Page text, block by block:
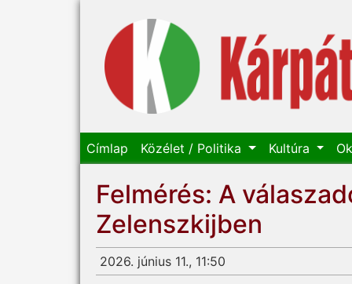
Címlap Közélet / Politika Kultúra
Felmérés: A
Zelenszkijben
2026. június 11., 11:50